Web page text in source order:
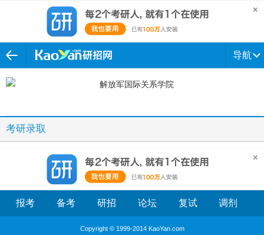
导航
考研录取
报考 备考 研招 论坛 复试 调剂
Copyright © 1999-2014 KaoYan.com